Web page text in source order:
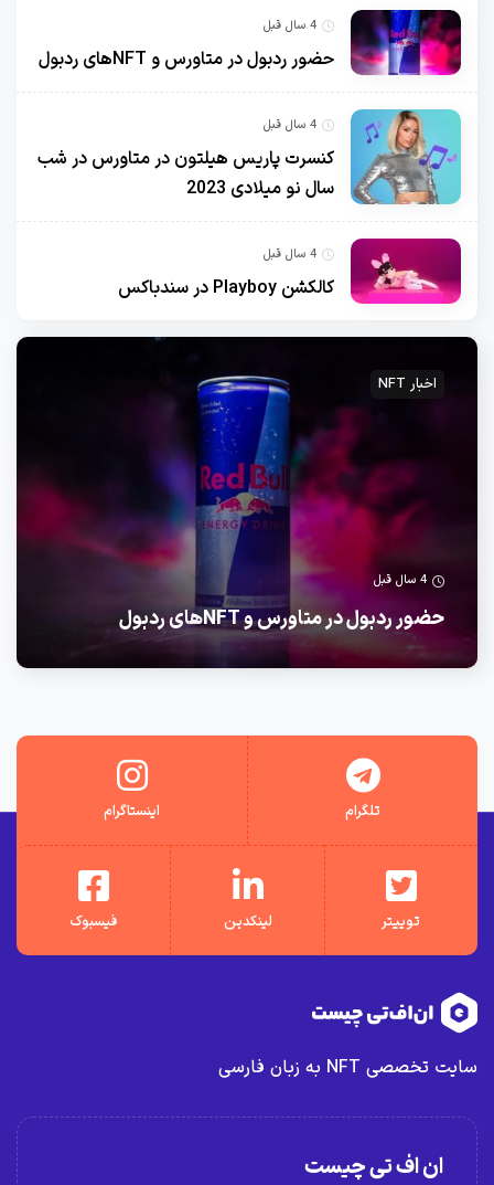
4 سال قبل
حضور ردبول در متاورس و NFTهای ردبول
4 سال قبل
کنسرت پاریس هیلتون در متاورس در شب
سال نو میلادی 2023
4 سال قبل
کالکشن Playboy در سندباکس
اخبار NFT
4 سال قبل
حضور ردبول در متاورس و NFTهای ردبول
تلگرام اینستاگرام
توییتر لینکدین فیسبوک
سایت تخصصی NFT به زبان فارسی
ان اف تی چیست